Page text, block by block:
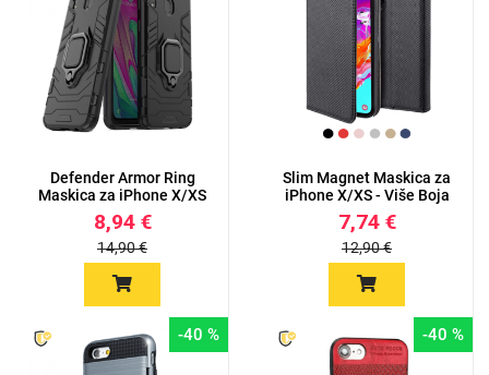
Defender Armor Ring
Maskica za iPhone X/XS
8,94 €
14,90 €
Slim Magnet Maskica za
iPhone X/XS - Više Boja
7,74 €
12,90 €
-40 % -40 %